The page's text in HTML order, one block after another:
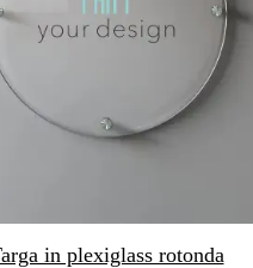
in plexiglass rotonda